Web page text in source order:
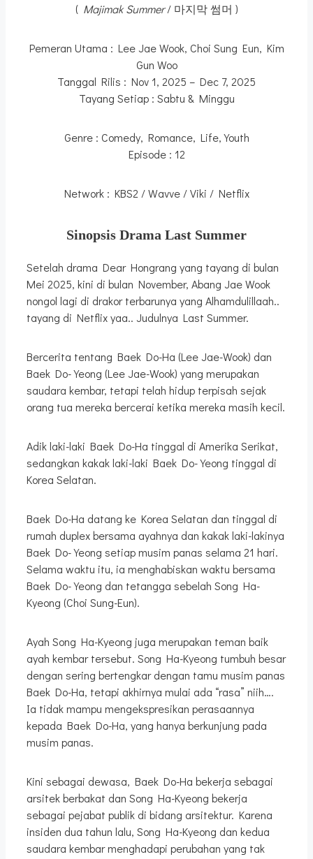
(Majimak Summer/ 마지막 썸머 )
Pemeran Utama : Lee Jae Wook, Choi Sung Eun, Kim
Gun Woo
Tanggal Rilis : Nov 1, 2025 – Dec 7, 2025
Tayang Setiap : Sabtu & Minggu
Genre : Comedy, Romance, Life, Youth
Episode : 12
Network : KBS2 / Wavve / Viki / Netflix
Sinopsis Drama Last Summer
Setelah drama Dear Hongrang yang tayang di bulan
Mei 2025, kini di bulan November, Abang Jae Wook
nongol lagi di drakor terbarunya yang Alhamdulillaah..
tayang di Netflix yaa.. Judulnya Last Summer.
Bercerita tentang Baek Do-Ha (Lee Jae-Wook) dan
Baek Do-Yeong (Lee Jae-Wook) yang merupakan
saudara kembar, tetapi telah hidup terpisah sejak
orang tua mereka bercerai ketika mereka masih kecil.
Adik laki-laki Baek Do-Ha tinggal di Amerika Serikat,
sedangkan kakak laki-laki Baek Do-Yeong tinggal di
Korea Selatan.
Baek Do-Ha datang ke Korea Selatan dan tinggal di
rumah duplex bersama ayahnya dan kakak laki-lakinya
Baek Do-Yeong setiap musim panas selama 21 hari.
Selama waktu itu, ia menghabiskan waktu bersama
Baek Do-Yeong dan tetangga sebelah Song Ha-
Kyeong (Choi Sung-Eun).
Ayah Song Ha-Kyeong juga merupakan teman baik
ayah kembar tersebut. Song Ha-Kyeong tumbuh besar
dengan sering bertengkar dengan tamu musim panas
Baek Do-Ha, tetapi akhirnya mulai ada “rasa” niih….
Ia tidak mampu mengekspresikan perasaannya
kepada Baek Do-Ha, yang hanya berkunjung pada
musim panas.
Kini sebagai dewasa, Baek Do-Ha bekerja sebagai
arsitek berbakat dan Song Ha-Kyeong bekerja
sebagai pejabat publik di bidang arsitektur. Karena
insiden dua tahun lalu, Song Ha-Kyeong dan kedua
saudara kembar menghadapi perubahan yang tak